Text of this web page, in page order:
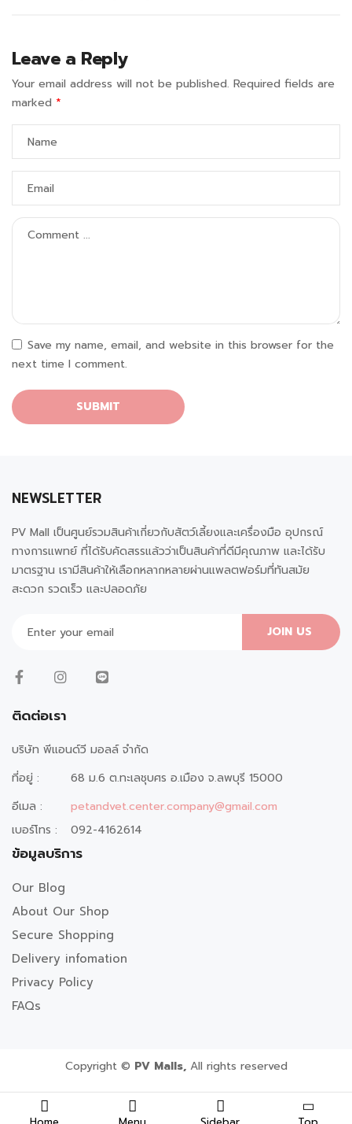
Leave a Reply
Your email address will not be published. Required fields are
marked *
Save my name, email, and website in this browser for the
next time I comment.
NEWSLETTER
PV Mall เป็นศูนย์รวมสินค้าเกี่ยวกับสัตว์เลี้ยงและเครื่องมือ อุปกรณ์
ทางการแพทย์ ที่ได้รับคัดสรรแล้วว่าเป็นสินค้าที่ดีมีคุณภาพ และได้รับ
มาตรฐาน เรามีสินค้าให้เลือกหลากหลายผ่านแพลตฟอร์มที่ทันสมัย
สะดวก รวดเร็ว และปลอดภัย
JOIN US
ติดต่อเรา
บริษัท พีแอนด์วี มอลล์ จำกัด
ที่อยู่ :
68 ม.6 ต.ทะเลชุบศร อ.เมือง จ.ลพบุรี 15000
อีเมล :
petandvet.center.company@gmail.com
เบอร์โทร :
092-4162614
ข้อมูลบริการ
Our Blog
About Our Shop
Secure Shopping
Delivery infomation
Privacy Policy
FAQs
Copyright © PV Malls,All rights reserved